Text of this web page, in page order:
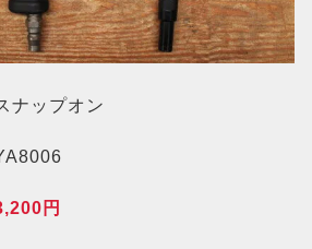
ナップオン
円